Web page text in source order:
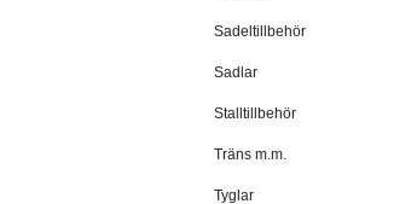
Sadeltillbehör
Sadlar
Stalltillbehör
Träns m.m.
Tyglar